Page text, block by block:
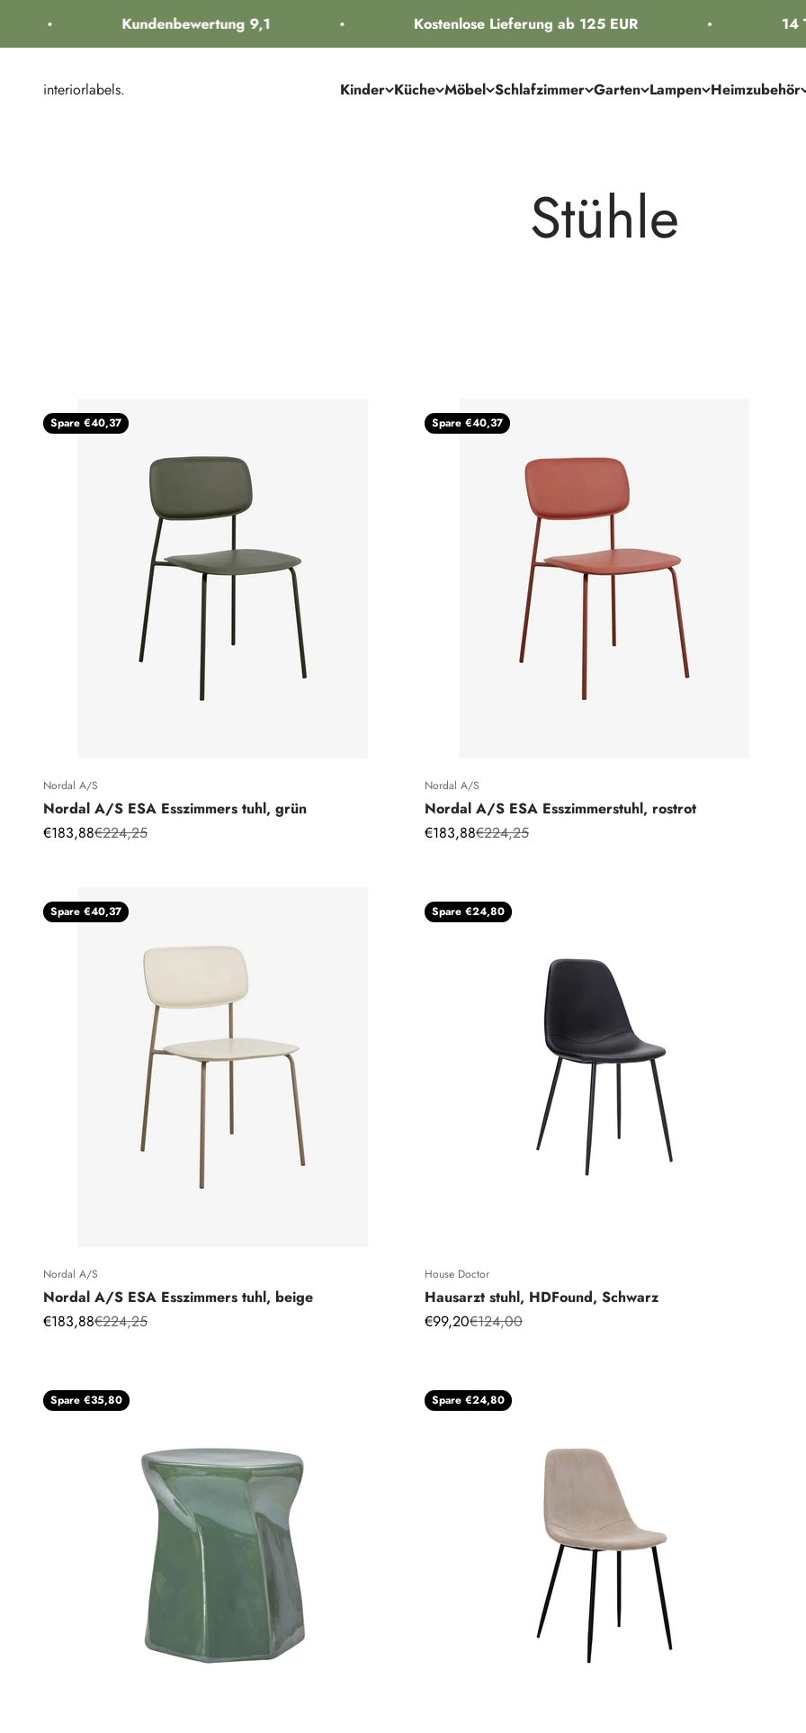
Kundenbewertung 9,1 Kostenlose Lieferung ab 125 EUR 14
Kinder Küche Möbel Schlafzimmer Garten Lampen Heimzubehör
interiorlabels.
Spare €40,37
Nordal A/S
Nordal A/S ESA Esszimmers tuhl, grün
Angebot
€183,88Regulärer Preis
€224,25
Spare €40,37
Nordal A/S
Nordal A/S ESA Esszimmerstuhl, rostrot
Angebot
€183,88Regulärer Preis
€224,25
Spare €40,37
Nordal A/S
Nordal A/S ESA Esszimmers tuhl, beige
Angebot
€183,88Regulärer Preis
€224,25
Spare €24,80
House Doctor
Hausarzt stuhl, HDFound, Schwarz
Angebot
€99,20Regulärer Preis
€124,00
Spare €35,80 Spare €24,80